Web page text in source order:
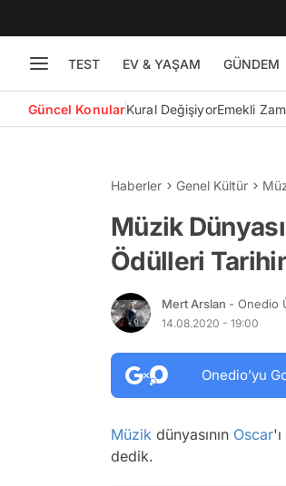
TEST EV & YAŞAM GÜNDEM
Güncel KonularKural DeğişiyorEmekli
Haberler Genel Kültür
Müzik
Ödülleri
Mert Arslan - Onedio
14.08.2020 - 19:00
Onedio’yu
Müzik dünyasının Oscar
dedik.